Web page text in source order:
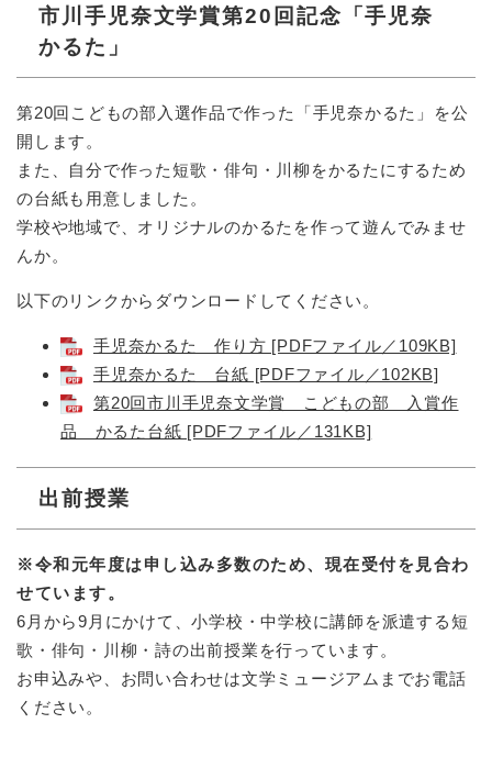
市川手児奈文学賞第20回記念「手児奈
かるた」
第20回こどもの部入選作品で作った「手児奈かるた」を公
開します。
また、自分で作った短歌・俳句・川柳をかるたにするため
の台紙も用意しました。
学校や地域で、オリジナルのかるたを作って遊んでみませ
んか。
以下のリンクからダウンロードしてください。
手児奈かるた 作り方 [PDFファイル／109KB]
手児奈かるた 台紙 [PDFファイル／102KB]
第20回市川手児奈文学賞 こどもの部 入賞作
品 かるた台紙 [PDFファイル／131KB]
出前授業
※令和元年度は申し込み多数のため、現在受付を見合わ
せています。
6月から9月にかけて、小学校・中学校に講師を派遣する短
歌・俳句・川柳・詩の出前授業を行っています。
お申込みや、お問い合わせは文学ミュージアムまでお電話
ください。